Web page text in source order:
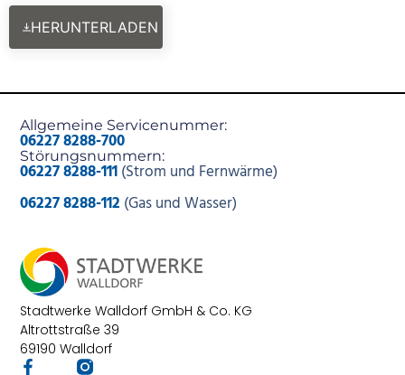
HERUNTERLADEN
Stadtwerke Walldorf GmbH & Co. KG
Altrottstraße 39
69190 Walldorf
Allgemeine Servicenummer:
06227 8288-700
Störungsnummern:
06227 8288-111(Strom und Fernwärme)
06227 8288-112 (Gas und Wasser)